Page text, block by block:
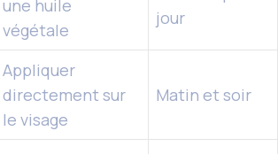
une huile
végétale
jour
Appliquer
directement sur
le visage
Matin et soir